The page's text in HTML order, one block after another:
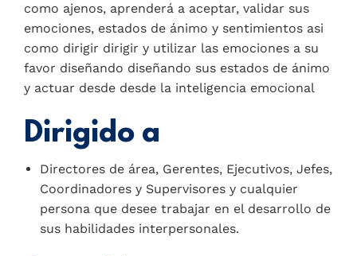
como ajenos, aprenderá a aceptar, validar sus
emociones, estados de ánimo y sentimientos asi
como dirigir dirigir y utilizar las emociones a su
favor diseñando diseñando sus estados de ánimo
y actuar desde desde la inteligencia emocional
Dirigido a
Directores de área, Gerentes, Ejecutivos, Jefes,
Coordinadores y Supervisores y cualquier
persona que desee trabajar en el desarrollo de
sus habilidades interpersonales.